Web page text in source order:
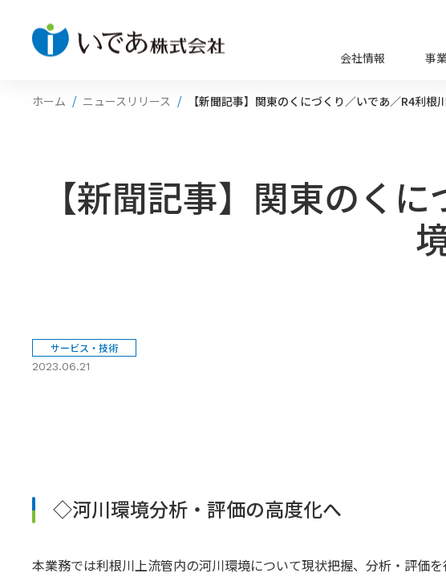
会社情報 事
ホーム ニュースリリース 【新聞記事】関東のくにづくり／いであ／R4利
【新聞記事】関東のく
サービス・技術
2023.06.21
◇河川環境分析・評価の高度化へ
本業務では利根川上流管内の河川環境について現状把握、分析・評価